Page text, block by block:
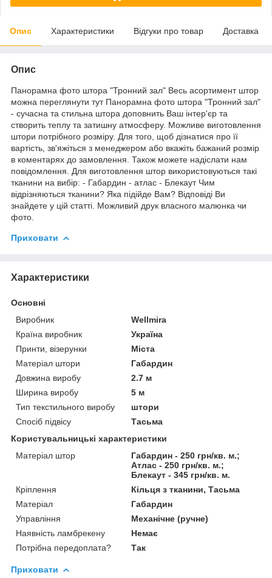
Опис Характеристики Відгуки про товар Доставка
Опис
Панорамна фото штора "Тронний зал" Весь асортимент штор
можна переглянути тут Панорамна фото штора "Тронний зал"
- сучасна та стильна штора доповнить Ваш інтер'єр та
створить теплу та затишну атмосферу. Можливе виготовлення
штори потрібного розміру. Для того, щоб дізнатися про її
вартість, зв'яжіться з менеджером або вкажіть бажаний розмір
в коментарях до замовлення. Також можете надіслати нам
повідомлення. Для виготовлення штор використовуються такі
тканини на вибір: - Габардин - атлас - Блекаут Чим
відрізняються тканини? Яка підійде Вам? Відповіді Ви
знайдете у цій статті. Можливий друк власного малюнка чи
фото.
Приховати
Характеристики
Основні
Виробник
Wellmira
Країна виробник
Україна
Принти, візерунки
Міста
Матеріал штори
Габардин
Довжина виробу
2.7 м
Ширина виробу
5 м
Тип текстильного виробу
штори
Спосіб підвісу
Тасьма
Користувальницькі характеристики
Матеріал штор
Габардин - 250 грн/кв. м.;
Атлас - 250 грн/кв. м.;
Блекаут - 345 грн/кв. м.
Кріплення
Кільця з тканини, Тасьма
Матеріал
Габардин
Управління
Механічне (ручне)
Наявність ламбрекену
Немає
Потрібна передоплата?
Так
Приховати